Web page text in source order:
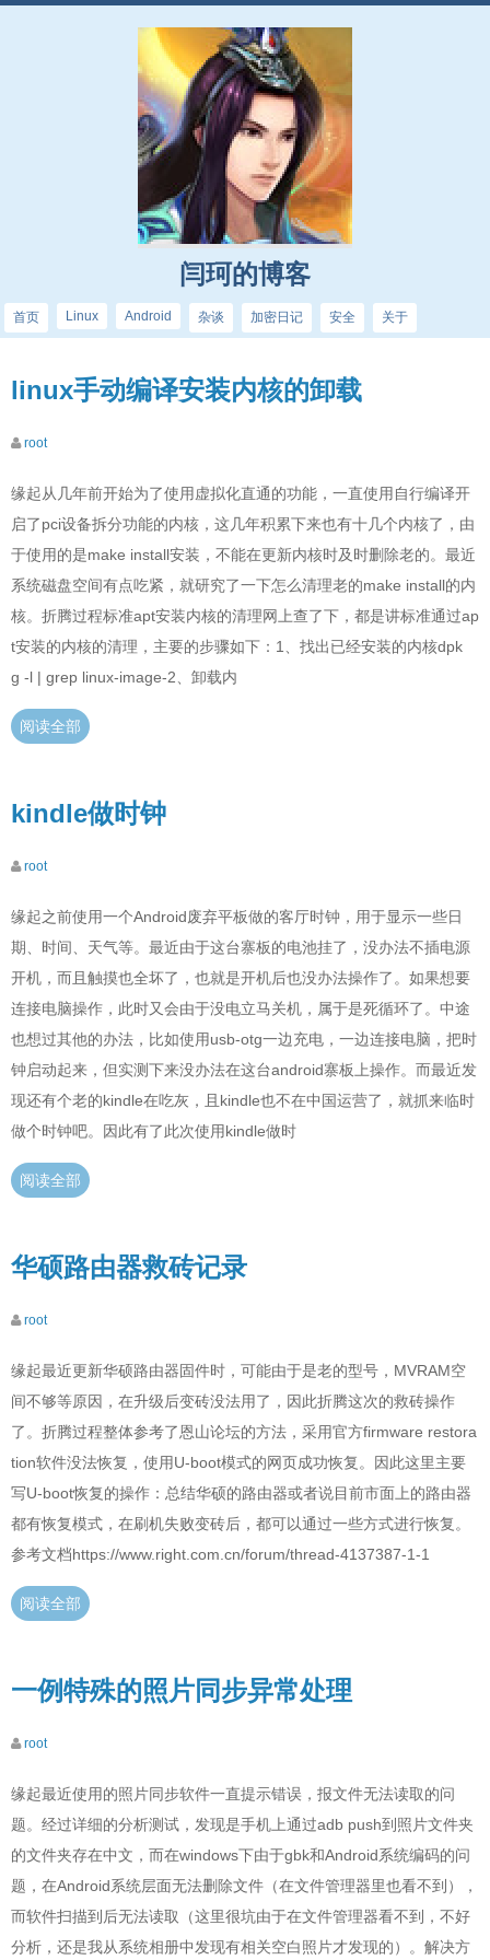
闫珂的博客
首页 Linux Android 杂谈 加密日记 安全 关于
linux手动编译安装内核的卸载
root
缘起从几年前开始为了使用虚拟化直通的功能，一直使用自行编译开
启了pci设备拆分功能的内核，这几年积累下来也有十几个内核了，由
于使用的是make install安装，不能在更新内核时及时删除老的。最近
系统磁盘空间有点吃紧，就研究了一下怎么清理老的make install的内
核。折腾过程标准apt安装内核的清理网上查了下，都是讲标准通过ap
t安装的内核的清理，主要的步骤如下：1、找出已经安装的内核dpk
g -l | grep linux-image-2、卸载内
阅读全部
kindle做时钟
root
缘起之前使用一个Android废弃平板做的客厅时钟，用于显示一些日
期、时间、天气等。最近由于这台寨板的电池挂了，没办法不插电源
开机，而且触摸也全坏了，也就是开机后也没办法操作了。如果想要
连接电脑操作，此时又会由于没电立马关机，属于是死循环了。中途
也想过其他的办法，比如使用usb-otg一边充电，一边连接电脑，把时
钟启动起来，但实测下来没办法在这台android寨板上操作。而最近发
现还有个老的kindle在吃灰，且kindle也不在中国运营了，就抓来临时
做个时钟吧。因此有了此次使用kindle做时
阅读全部
华硕路由器救砖记录
root
缘起最近更新华硕路由器固件时，可能由于是老的型号，MVRAM空
间不够等原因，在升级后变砖没法用了，因此折腾这次的救砖操作
了。折腾过程整体参考了恩山论坛的方法，采用官方firmware restora
tion软件没法恢复，使用U-boot模式的网页成功恢复。因此这里主要
写U-boot恢复的操作：总结华硕的路由器或者说目前市面上的路由器
都有恢复模式，在刷机失败变砖后，都可以通过一些方式进行恢复。
参考文档https://www.right.com.cn/forum/thread-4137387-1-1
阅读全部
一例特殊的照片同步异常处理
root
缘起最近使用的照片同步软件一直提示错误，报文件无法读取的问
题。经过详细的分析测试，发现是手机上通过adb push到照片文件夹
的文件夹存在中文，而在windows下由于gbk和Android系统编码的问
题，在Android系统层面无法删除文件（在文件管理器里也看不到），
而软件扫描到后无法读取（这里很坑由于在文件管理器看不到，不好
分析，还是我从系统相册中发现有相关空白照片才发现的）。解决方